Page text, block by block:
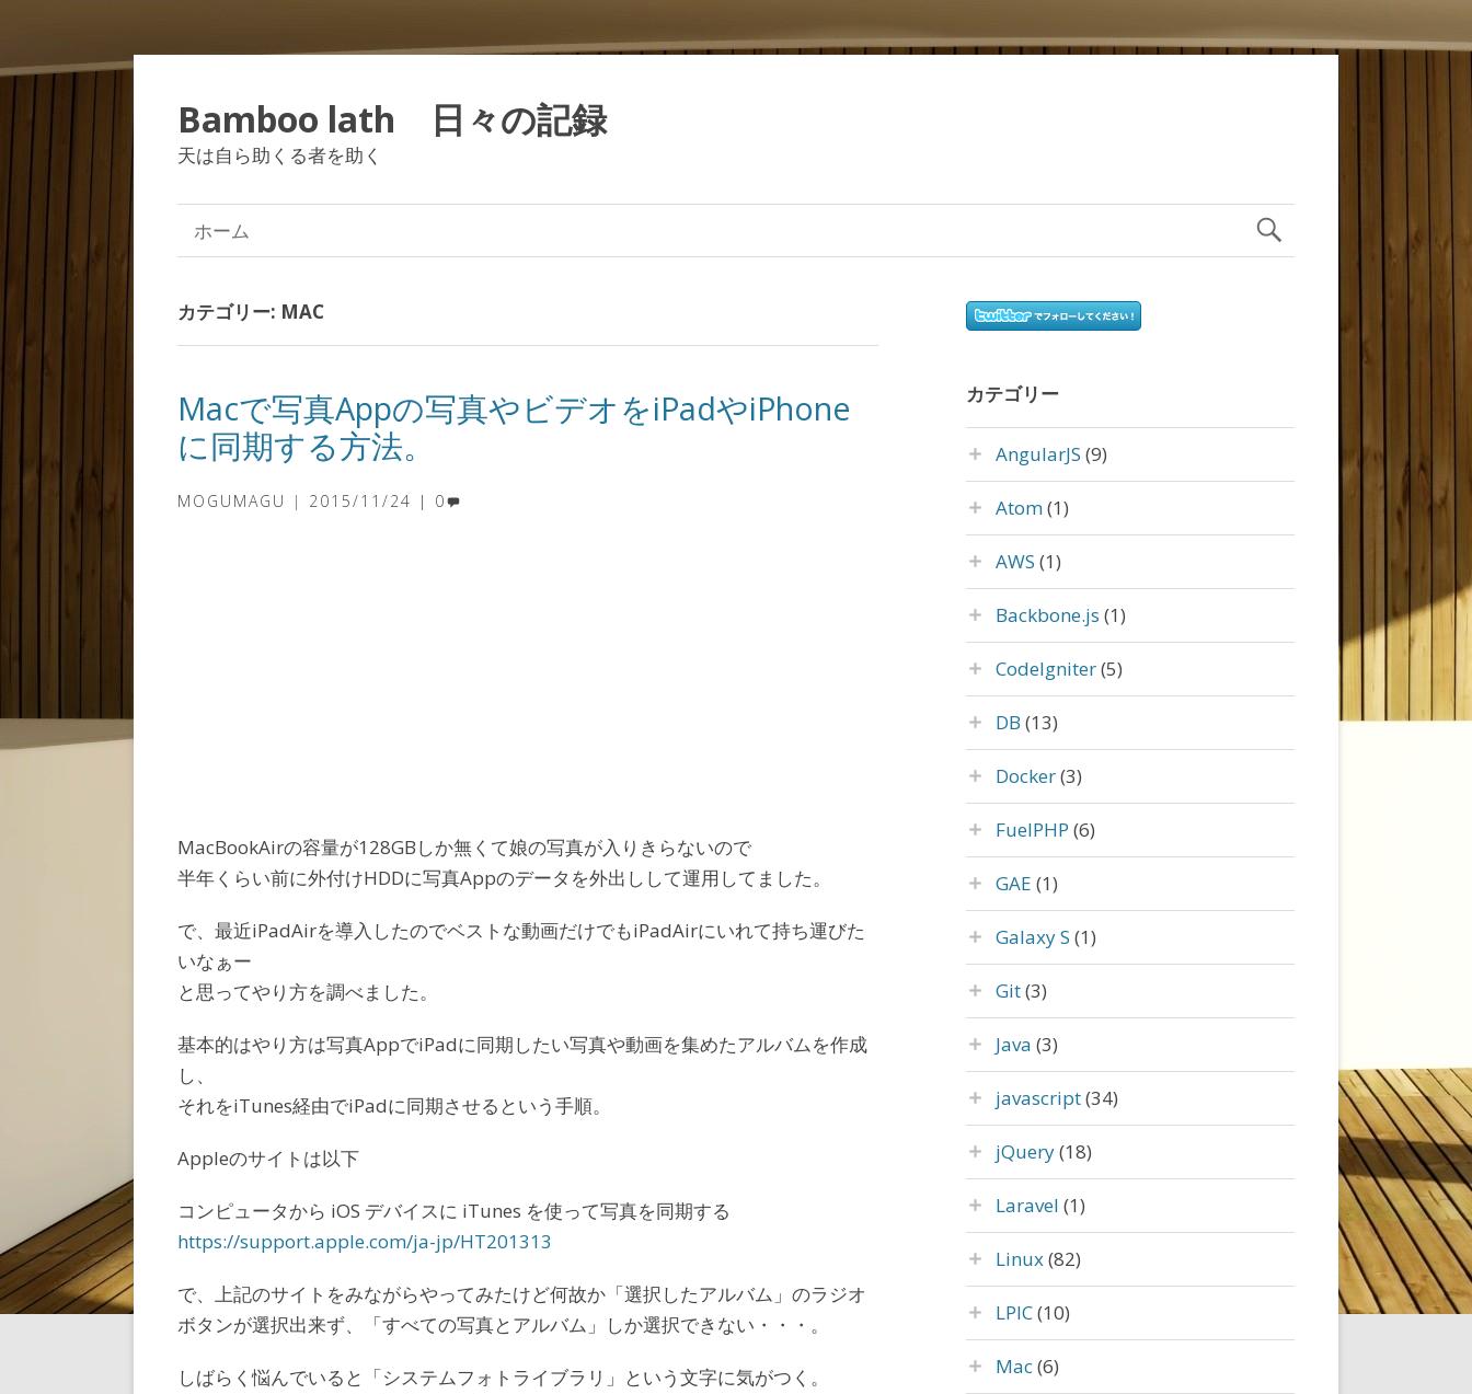
Bamboo lath 日々の記録
天は自ら助くる者を助く
ホーム
カテゴリー: MAC
Macで写真Appの写真やビデオをiPadやiPhone
に同期する方法。
MOGUMAGU 2015/11/24 0
MacBookAirの容量が128GBしか無くて娘の写真が入りきらないので
半年くらい前に外付けHDDに写真Appのデータを外出しして運用してました。
で、最近iPadAirを導入したのでベストな動画だけでもiPadAirにいれて持ち運びた
いなぁー
と思ってやり方を調べました。
基本的はやり方は写真AppでiPadに同期したい写真や動画を集めたアルバムを作成
し、
それをiTunes経由でiPadに同期させるという手順。
Appleのサイトは以下
コンピュータから iOS デバイスに iTunes を使って写真を同期する
https://support.apple.com/ja-jp/HT201313
で、上記のサイトをみながらやってみたけど何故か「選択したアルバム」のラジオ
ボタンが選択出来ず、「すべての写真とアルバム」しか選択できない・・・。
しばらく悩んでいると「システムフォトライブラリ」という文字に気がつく。
カテゴリー
AngularJS (9)
Atom(1)
AWS (1)
Backbone.js (1)
CodeIgniter(5)
DB (13)
Docker(3)
FuelPHP (6)
GAE (1)
Galaxy S (1)
Git(3)
Java (3)
javascript(34)
jQuery(18)
Laravel (1)
Linux(82)
LPIC(10)
Mac(6)